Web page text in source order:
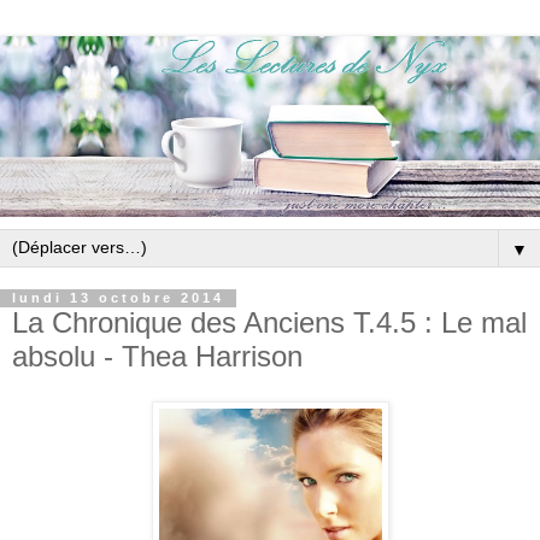
▼
lundi 13 octobre 2014
La Chronique des Anciens T.4.5 : Le mal
absolu - Thea Harrison